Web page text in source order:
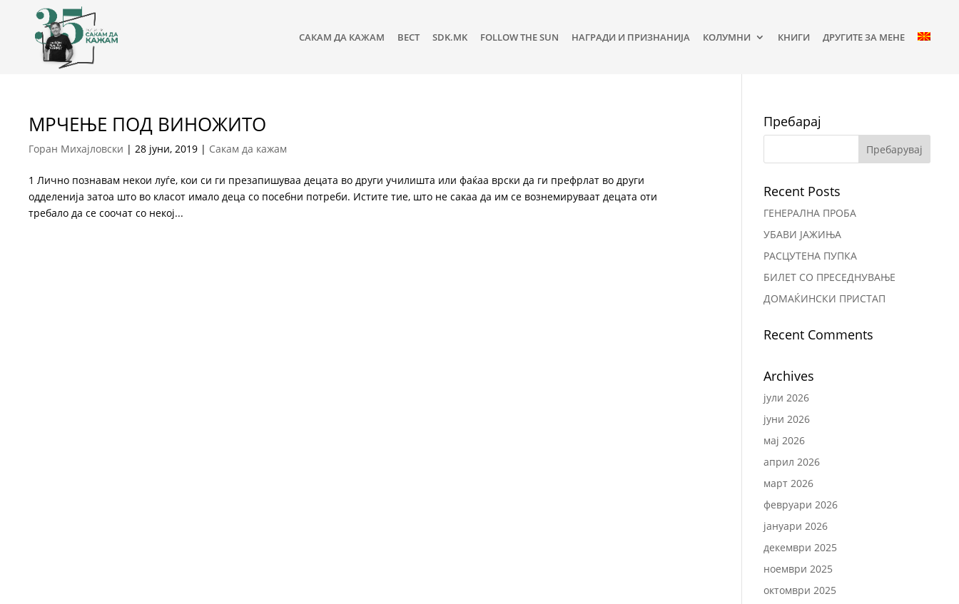
САКАМ ДА КАЖАМ ВЕСТ SDK.MK FOLLOW THE SUN НАГРАДИ И ПРИЗНАНИЈА КОЛУМНИ КНИГИ ДРУГИТЕ ЗА МЕНЕ
МРЧЕЊЕ ПОД ВИНОЖИТО
Горан Михајловски |28 јуни, 2019 | Сакам да кажам
1 Лично познавам некои луѓе, кои си ги презапишуваа децата во други училишта или фаќаа врски да ги префрлат во други
одделенија затоа што во класот имало деца со посебни потреби. Истите тие, што не сакаа да им се вознемируваат децата оти
требало да се соочат со некој...
Пребарај
Recent Posts
ГЕНЕРАЛНА ПРОБА
УБАВИ ЈАЖИЊА
РАСЦУТЕНА ПУПКА
БИЛЕТ СО ПРЕСЕДНУВАЊЕ
ДОМАЌИНСКИ ПРИСТАП
Recent Comments
Archives
јули 2026
јуни 2026
мај 2026
април 2026
март 2026
февруари 2026
јануари 2026
декември 2025
ноември 2025
октомври 2025